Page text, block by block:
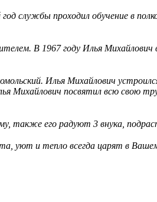
службы проходил обучение в
В 1967 году Илья
Илья Михайлович
Михайлович посвятил всю свою
также его радуют 3 внука,
уют и тепло всегда царят в